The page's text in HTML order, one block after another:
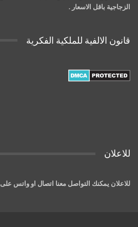
الزجاجية باقل الاسعار .
قانون الالفية للملكية الفكرية
للاعلان
للاعلان يمكنك التواصل معنا اتصال او واتس على 01285320545